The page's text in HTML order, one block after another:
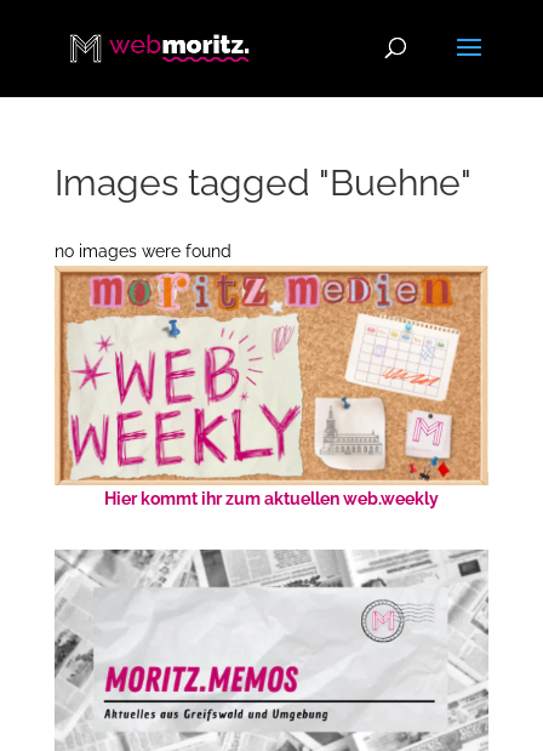
Images tagged "Buehne"
no images were found
Hier kommt ihr zum aktuellen web.weekly